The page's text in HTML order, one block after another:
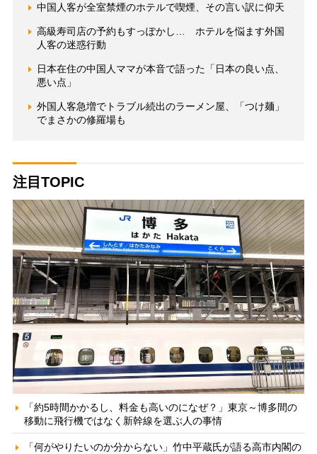
中国人客が全室禁煙のホテルで喫煙、その言い訳に仰天
高級寿司店の予約もすっぽかし… ホテルを悩ます外国
人客の迷惑行動
日本在住の中国人ママが本音で語った「日本の良い点、
悪い点」
外国人客急増でトラブル続出のラーメン屋、「つけ麺」
でまさかの修羅場も
注目TOPIC
「約5時間かかるし、料金も高いのになぜ？」東京～博多間の
移動に飛行機ではなく新幹線を選ぶ人の事情
「何がやりたいのか分からない」竹中平蔵氏が語る高市内閣の